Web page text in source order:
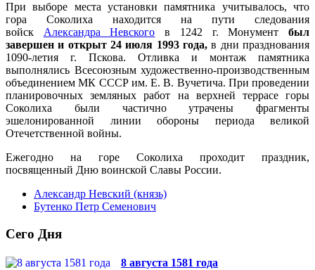
При выборе места установки памятника учитывалось, что
гора Соколиха находится на пути следования
войск Александра Невского в 1242 г. Монументбыл
завершен и открыт 24 июля 1993 года, в дни празднования
1090-летия г. Пскова. Отливка и монтаж памятника
выполнялись Всесоюзным художественно-производственным
объединением МК СССР им. Е. В. Вучетича. При проведении
планировочных земляных работ на верхней террасе горы
Соколиха были частично утрачены фрагменты
эшелонированной линии обороны периода великой
Отечетственной войны.
Ежегодно на горе Соколиха проходит праздник,
посвященный Дню воинской Славы России.
Александр Невский (князь)
Бутенко Петр Семенович
Сего Дня
8 августа 1581 года